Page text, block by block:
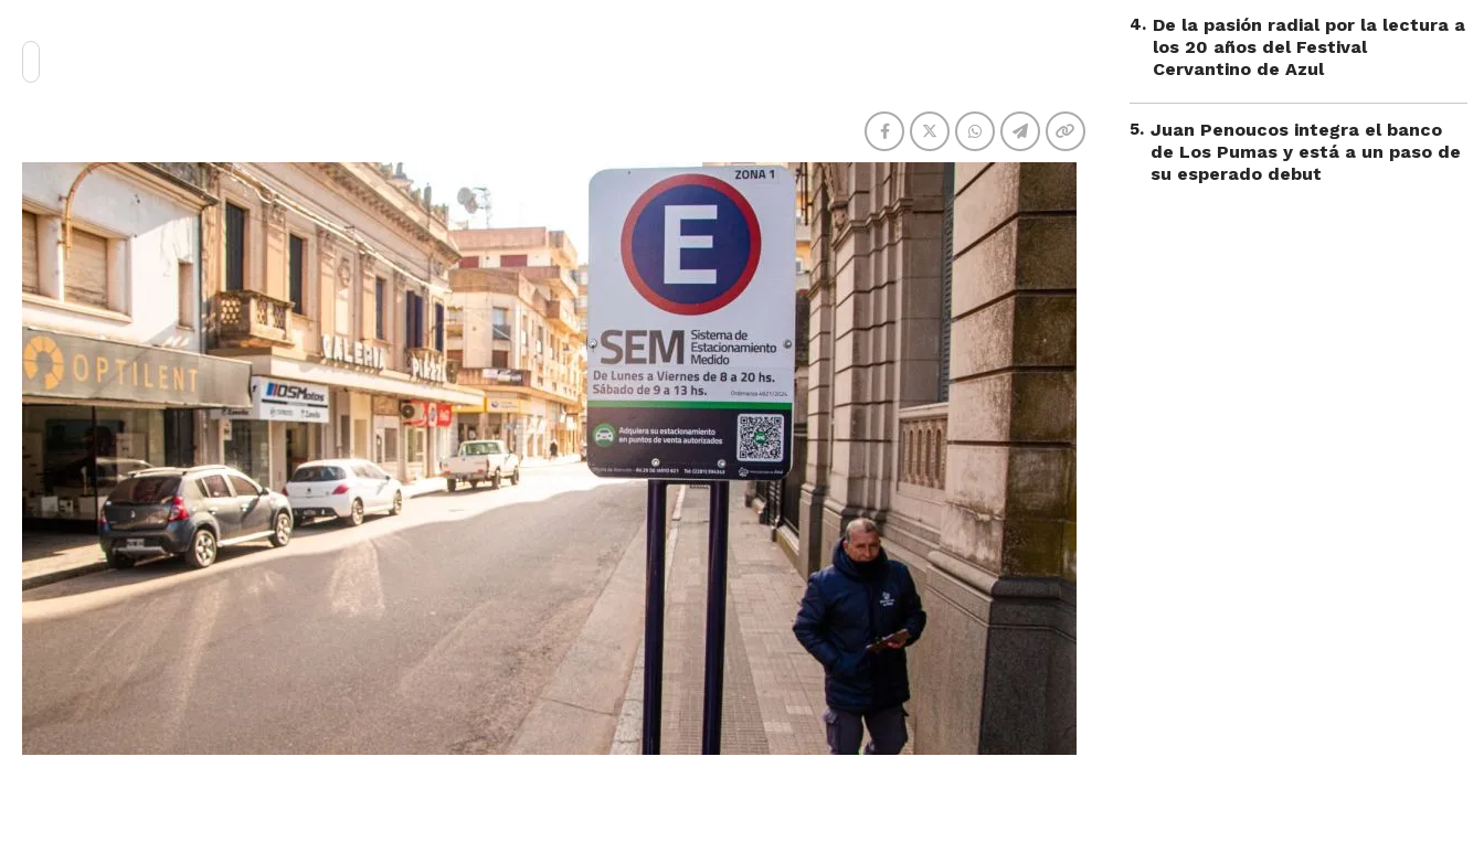
4. De la pasión radial por la lectura a
los 20 años del Festival
Cervantino de Azul
5. Juan Penoucos integra el banco
de Los Pumas y está a un paso de
su esperado debut